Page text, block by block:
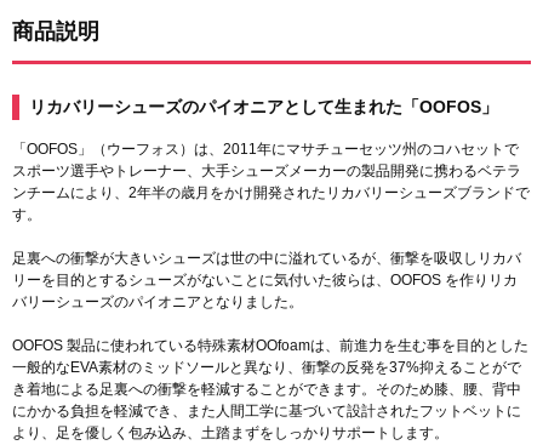
商品説明
リカバリーシューズのパイオニアとして生まれた「OOFOS」
「OOFOS」（ウーフォス）は、2011年にマサチューセッツ州のコハセットで
スポーツ選手やトレーナー、大手シューズメーカーの製品開発に携わるベテラ
ンチームにより、2年半の歳月をかけ開発されたリカバリーシューズブランドで
す。
足裏への衝撃が大きいシューズは世の中に溢れているが、衝撃を吸収しリカバ
リーを目的とするシューズがないことに気付いた彼らは、OOFOS を作りリカ
バリーシューズのパイオニアとなりました。
OOFOS 製品に使われている特殊素材OOfoamは、前進力を生む事を目的とした
一般的なEVA素材のミッドソールと異なり、衝撃の反発を37%抑えることがで
き着地による足裏への衝撃を軽減することができます。そのため膝、腰、背中
にかかる負担を軽減でき、また人間工学に基づいて設計されたフットベットに
より、足を優しく包み込み、土踏まずをしっかりサポートします。